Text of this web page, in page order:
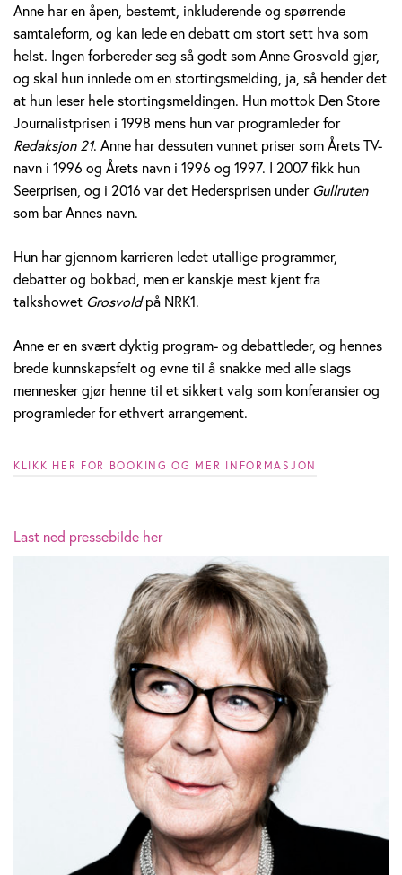
s
v
o
l
d
Anne har en åpen, bestemt, inkluderende og spørrende
samtaleform, og kan lede en debatt om stort sett hva som
helst. Ingen forbereder seg så godt som Anne Grosvold gjør,
og skal hun innlede om en stortingsmelding, ja, så hender det
at hun leser hele stortingsmeldingen. Hun mottok Den Store
Journalistprisen i 1998 mens hun var programleder for
Redaksjon 21. Anne har dessuten vunnet priser som Årets TV-
navn i 1996 og Årets navn i 1996 og 1997. I 2007 fikk hun
Seerprisen, og i 2016 var det Hedersprisen underGullruten
som bar Annes navn.
Hun har gjennom karrieren ledet utallige programmer,
debatter og bokbad, men er kanskje mest kjent fra
talkshowet Grosvoldpå NRK1.
Anne er en svært dyktig program- og debattleder, og hennes
brede kunnskapsfelt og evne til å snakke med alle slags
mennesker gjør henne til et sikkert valg som konferansier og
programleder for ethvert arrangement.
KLIKK HER FOR BOOKING OG MER INFORMASJON
Last ned pressebilde her